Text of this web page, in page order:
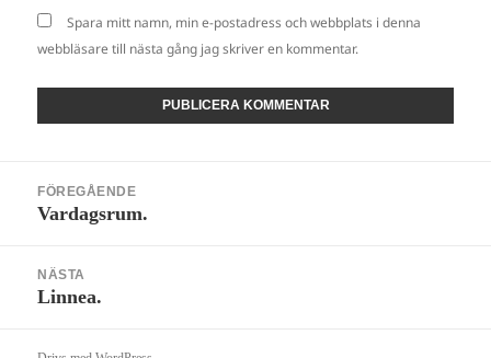
Spara mitt namn, min e-postadress och webbplats i denna
webbläsare till nästa gång jag skriver en kommentar.
FÖREGÅENDE
Föregående
Vardagsrum.
NÄSTA
Nästa
Linnea.